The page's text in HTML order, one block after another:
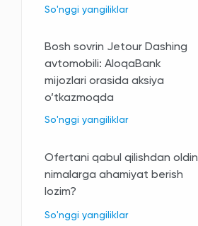
So'nggi yangiliklar
Bosh sovrin Jetour Dashing
avtomobili: AloqaBank
mijozlari orasida aksiya
o’tkazmoqda
So'nggi yangiliklar
Ofertani qabul qilishdan oldin
nimalarga ahamiyat berish
lozim?
So'nggi yangiliklar